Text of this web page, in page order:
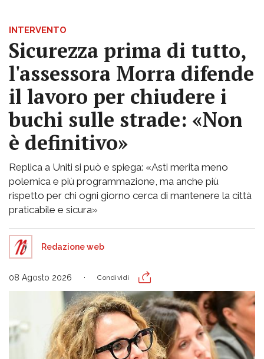
INTERVENTO
Sicurezza prima di tutto,
l'assessora Morra difende
il lavoro per chiudere i
buchi sulle strade: «Non
è definitivo»
Replica a Uniti si può e spiega: «Asti merita meno
polemica e più programmazione, ma anche più
rispetto per chi ogni giorno cerca di mantenere la città
praticabile e sicura»
Redazione web
08 Agosto 2026 Condividi